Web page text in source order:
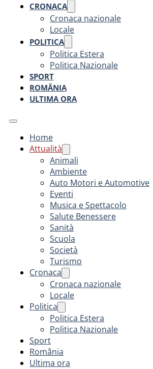
CRONACA
Cronaca nazionale
Locale
POLITICA
Politica Estera
Politica Nazionale
SPORT
ROMÂNIA
ULTIMA ORA
Home
Attualità
Animali
Ambiente
Auto Motori e Automotive
Eventi
Musica e Spettacolo
Salute Benessere
Sanità
Scuola
Società
Turismo
Cronaca
Cronaca nazionale
Locale
Politica
Politica Estera
Politica Nazionale
Sport
România
Ultima ora